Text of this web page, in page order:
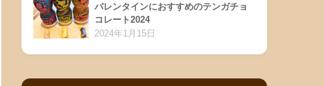
バレンタインにおすすめのテンガチョ
コレート2024
2024年1月15日